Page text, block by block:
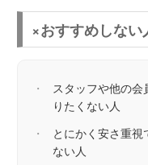
×おすすめしない
・
スタッフや他の会
りたくない人
・
とにかく安さ重
ない人